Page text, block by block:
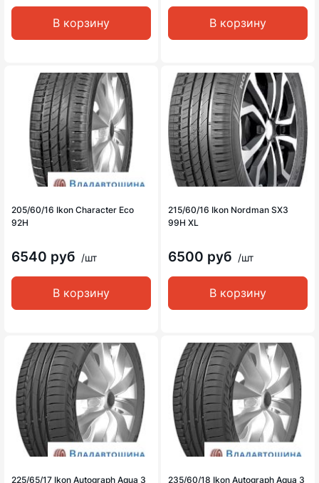
В корзину В корзину
205/60/16 Ikon Character Eco
92H
6540 руб /шт
В корзину
215/60/16 Ikon Nordman SX3
99H XL
6500 руб /шт
В корзину
225/65/17 Ikon Autograph Aqua 3
235/60/18 Ikon Autograph Aqua 3